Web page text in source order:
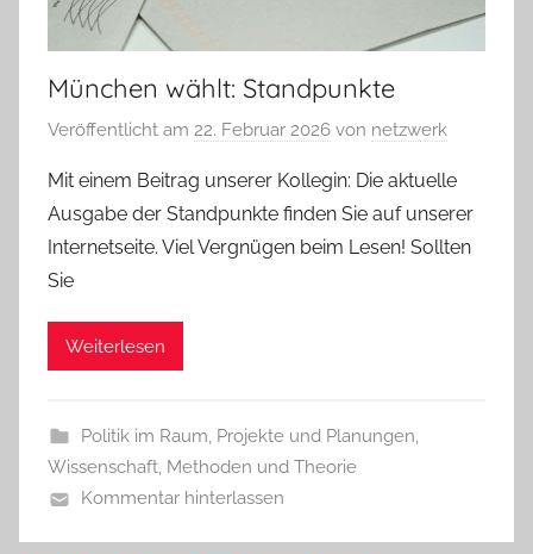
München wählt: Standpunkte
Veröffentlicht am 22. Februar 2026 von netzwerk
Mit einem Beitrag unserer Kollegin: Die aktuelle
Ausgabe der Standpunkte finden Sie auf unserer
Internetseite. Viel Vergnügen beim Lesen! Sollten
Sie
Weiterlesen
Politik im Raum, Projekte und Planungen,
Wissenschaft, Methoden und Theorie
Kommentar hinterlassen